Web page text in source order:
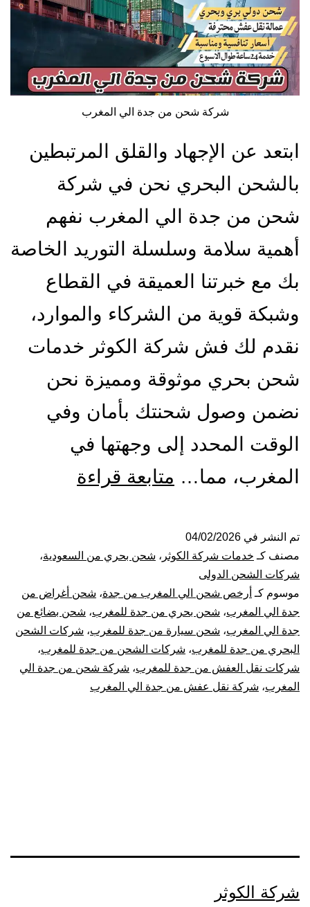
شركة شحن من جدة الي المغرب
ابتعد عن الإجهاد والقلق المرتبطين
بالشحن البحري نحن في شركة
شحن من جدة الي المغرب نفهم
أهمية سلامة وسلسلة التوريد الخاصة
بك مع خبرتنا العميقة في القطاع
وشبكة قوية من الشركاء والموارد،
نقدم لك فش شركة الكوثر خدمات
شحن بحري موثوقة ومميزة نحن
نضمن وصول شحنتك بأمان وفي
الوقت المحدد إلى وجهتها في
المغرب، مما… متابعة قراءة
الي
المغرب
|
تم النشر في 04/02/2026
مصنف كـ خدمات شركة الكوثر ، شحن بحري من السعودية،
شركات الشحن الدولى
موسوم كـ أرخص شحن الي المغرب من جدة، شحن أغراض من
جدة الي المغرب، شحن بحري من جدة للمغرب، شحن بضائع من
جدة الي المغرب، شحن سيارة من جدة للمغرب، شركات الشحن
البحري من جدة للمغرب، شركات الشحن من جدة للمغرب،
شركات نقل العفش من جدة للمغرب، شركة شحن من جدة الي
المغرب، شركة نقل عفش من جدة الي المغرب
شركة الكوثر